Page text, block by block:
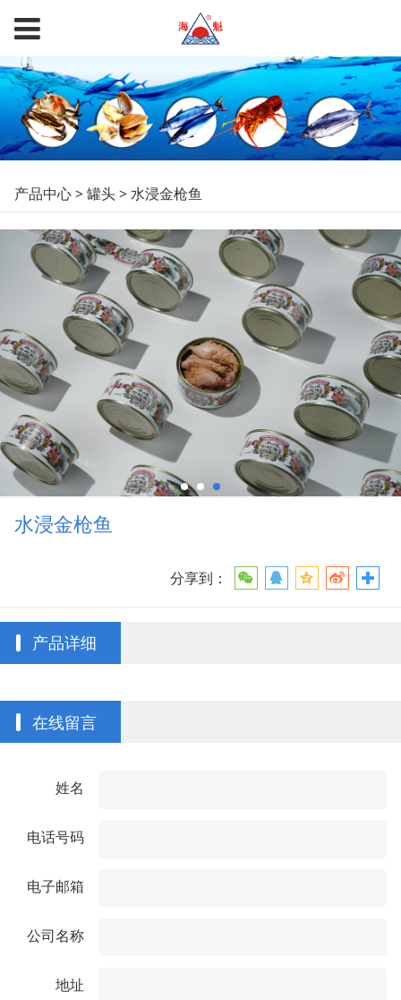
水浸金枪鱼
产品中心>罐头>水浸金枪鱼
水浸金枪鱼
分享到：
产品详细
在线留言
姓名
电话号码
电子邮箱
公司名称
地址